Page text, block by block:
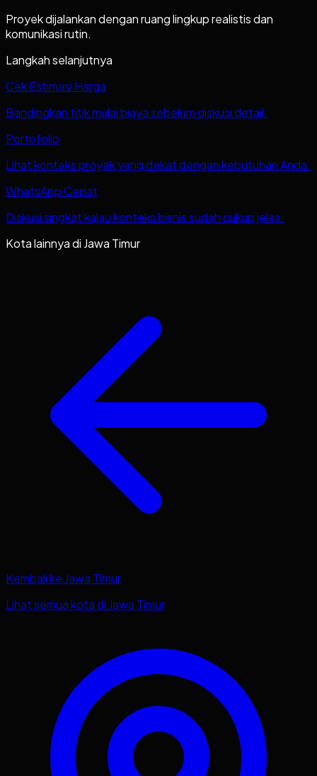
Proyek dijalankan dengan ruang lingkup realistis dan
komunikasi rutin.
Langkah selanjutnya
Cek Estimasi Harga
Bandingkan titik mulai biaya sebelum diskusi detail.
Portofolio
Lihat konteks proyek yang dekat dengan kebutuhan Anda.
WhatsApp Cepat
Diskusi singkat kalau konteks bisnis sudah cukup jelas.
Kota lainnya di Jawa Timur
Kembali ke Jawa Timur
Lihat semua kota di Jawa Timur